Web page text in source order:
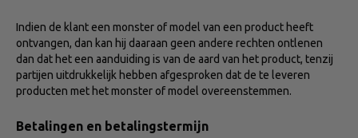
Indien de klant een monster of model van een product heeft
ontvangen, dan kan hij daaraan geen andere rechten ontlenen
dan dat het een aanduiding is van de aard van het product, tenzij
partijen uitdrukkelijk hebben afgesproken dat de te leveren
producten met het monster of model overeenstemmen.
Betalingen en betalingstermijn